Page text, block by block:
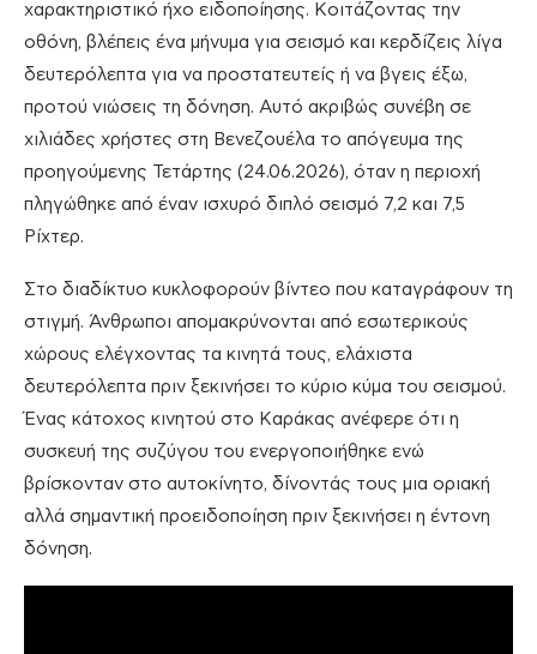
χαρακτηριστικό ήχο ειδοποίησης. Κοιτάζοντας την
οθόνη, βλέπεις ένα μήνυμα για σεισμό και κερδίζεις λίγα
δευτερόλεπτα για να προστατευτείς ή να βγεις έξω,
προτού νιώσεις τη δόνηση. Αυτό ακριβώς συνέβη σε
χιλιάδες χρήστες στη Βενεζουέλα το απόγευμα της
προηγούμενης Τετάρτης (24.06.2026), όταν η περιοχή
πληγώθηκε από έναν ισχυρό διπλό σεισμό 7,2 και 7,5
Ρίχτερ.
Στο διαδίκτυο κυκλοφορούν βίντεο που καταγράφουν τη
στιγμή. Άνθρωποι απομακρύνονται από εσωτερικούς
χώρους ελέγχοντας τα κινητά τους, ελάχιστα
δευτερόλεπτα πριν ξεκινήσει το κύριο κύμα του σεισμού.
Ένας κάτοχος κινητού στο Καράκας ανέφερε ότι η
συσκευή της συζύγου του ενεργοποιήθηκε ενώ
βρίσκονταν στο αυτοκίνητο, δίνοντάς τους μια οριακή
αλλά σημαντική προειδοποίηση πριν ξεκινήσει η έντονη
δόνηση.